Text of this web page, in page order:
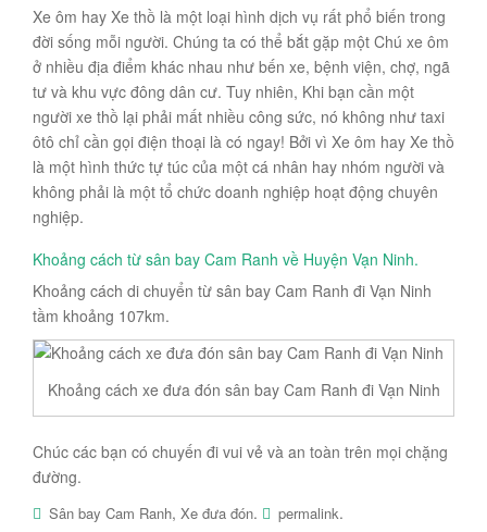
Xe ôm hay Xe thồ là một loại hình dịch vụ rất phổ biến trong
đời sống mỗi người. Chúng ta có thể bắt gặp một Chú xe ôm
ở nhiều địa điểm khác nhau như bến xe, bệnh viện, chợ, ngã
tư và khu vực đông dân cư. Tuy nhiên, Khi bạn cần một
người xe thồ lại phải mất nhiều công sức, nó không như taxi
ôtô chỉ cần gọi điện thoại là có ngay! Bởi vì Xe ôm hay Xe thồ
là một hình thức tự túc của một cá nhân hay nhóm người và
không phải là một tổ chức doanh nghiệp hoạt động chuyên
nghiệp.
Khoảng cách từ sân bay Cam Ranh về Huyện Vạn Ninh.
Khoảng cách di chuyển từ sân bay Cam Ranh đi Vạn Ninh
tầm khoảng 107km.
Khoảng cách xe đưa đón sân bay Cam Ranh đi Vạn Ninh
Chúc các bạn có chuyến đi vui vẻ và an toàn trên mọi chặng
đường.
Sân bay Cam Ranh, Xe đưa đón. permalink.